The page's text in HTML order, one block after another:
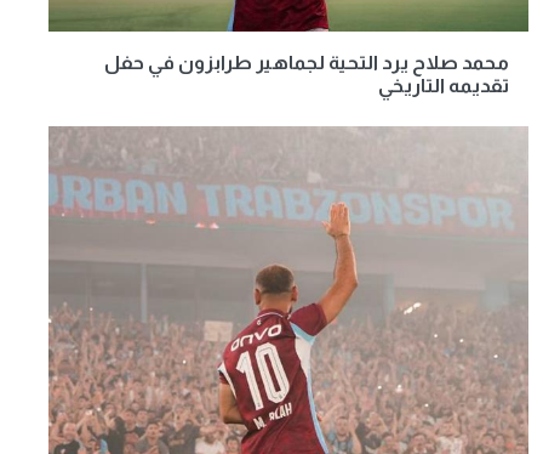
محمد صلاح يرد التحية لجماهير طرابزون في حفل
تقديمه التاريخي